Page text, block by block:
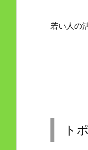
若い人の
ト